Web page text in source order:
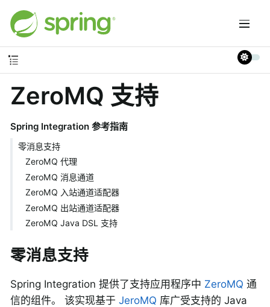
ZeroMQ 支持
Spring Integration 参考指南
零消息支持
ZeroMQ 代理
ZeroMQ 消息通道
ZeroMQ 入站通道适配器
ZeroMQ 出站通道适配器
ZeroMQ Java DSL 支持
零消息支持
Spring Integration 提供了支持应用程序中 ZeroMQ 通
信的组件。 该实现基于 JeroMQ 库广受支持的 Java